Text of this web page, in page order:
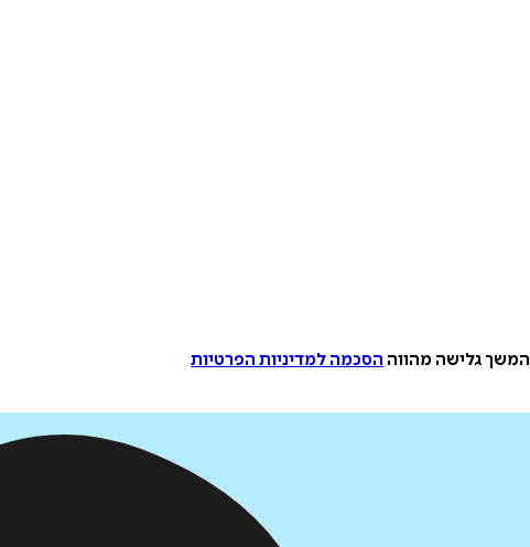
המשך גלישה מהווה הסכמה למדיניות הפרטיות